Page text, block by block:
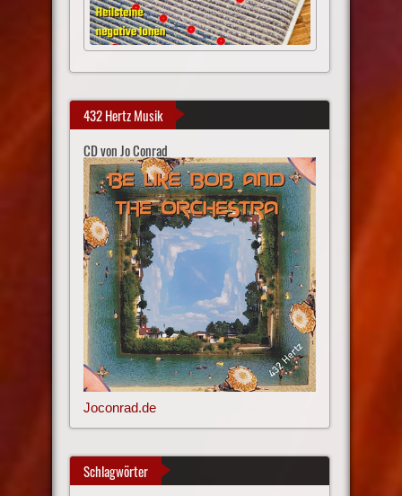
432 Hertz Musik
CD von Jo Conrad
Joconrad.de
Schlagwörter